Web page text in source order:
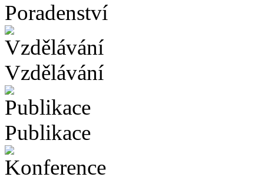
Poradenství
Vzdělávání
Publikace